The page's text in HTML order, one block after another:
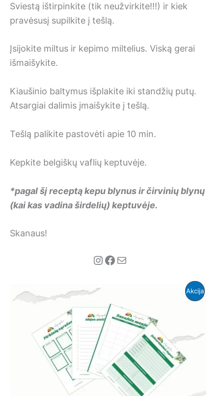
Sviestą ištirpinkite (tik neužvirkite!!!) ir kiek
pravėsusį supilkite į tešlą.
Įsijokite miltus ir kepimo miltelius. Viską gerai
išmaišykite.
Kiaušinio baltymus išplakite iki standžių putų.
Atsargiai dalimis įmaišykite į tešlą.
Tešlą palikite pastovėti apie 10 min.
Kepkite belgiškų vaflių keptuvėje.
*pagal šį receptą kepu blynus ir čirvinių blynų
(kai kas vadina širdelių) keptuvėje.
Skanaus!
Instagram
Facebook
Mail
Akcija